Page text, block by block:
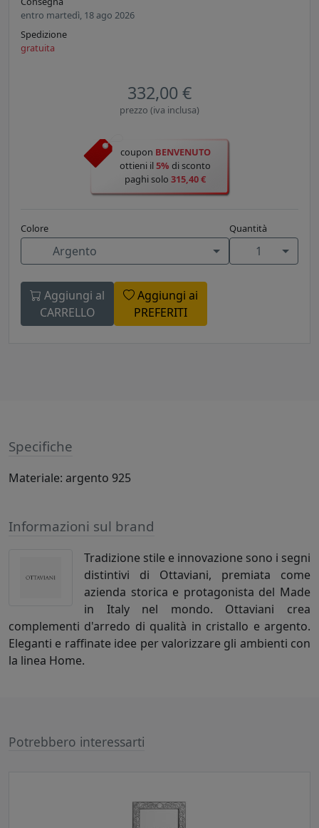
entro martedì, 18 ago 2026
Spedizione
gratuita
332,00 €
prezzo (iva inclusa)
coupon BENVENUTO
ottieni il5% di sconto
paghi solo 315,40 €
Colore
Argento
Quantità
1
Aggiungi al
CARRELLO
Aggiungi ai
PREFERITI
Specifiche
Materiale: argento 925
Informazioni sul brand
Tradizione stile e innovazione sono i segni
distintivi di Ottaviani, premiata come
azienda storica e protagonista del Made
in Italy nel mondo. Ottaviani crea
complementi d'arredo di qualità in cristallo e argento.
Eleganti e raffinate idee per valorizzare gli ambienti con
la linea Home.
Potrebbero interessarti